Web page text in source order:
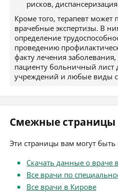
рисков,
Кроме того, терапевт
врачебные экспертизы. В
определение
проведению
факту лечения
пациенту больничный лист
учреждений и любые виды
Смежные страницы
Эти страницы вам могут
Скачать данные о враче
Все врачи по
Все врачи в Кирове